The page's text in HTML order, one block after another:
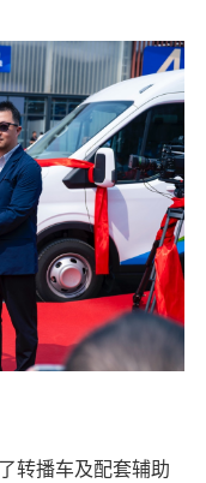
转播车及配套辅助